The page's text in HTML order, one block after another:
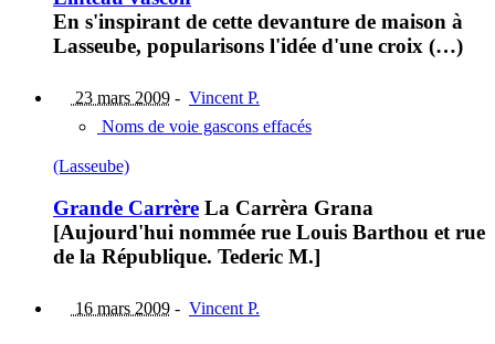
En s'inspirant de cette devanture de maison à
Lasseube, popularisons l'idée d'une croix (…)
23 mars 2009 - Vincent P.
Noms de voie gascons effacés
(Lasseube)
Grande Carrère La Carrèra Grana
[Aujourd'hui nommée rue Louis Barthou et rue
de la République. Tederic M.]
16 mars 2009 - Vincent P.